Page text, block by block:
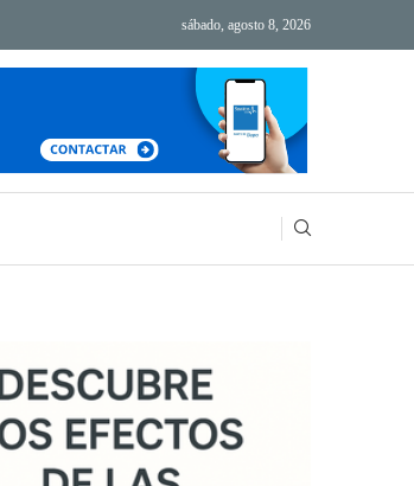
BASURA MENTAL: LA IMPORTANCIA DE
sábado, agosto 8, 2026